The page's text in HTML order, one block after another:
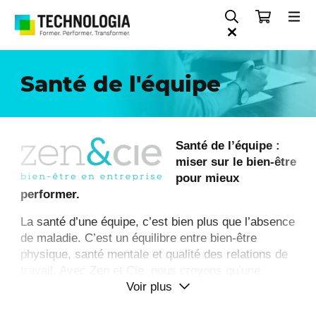
Santé de l'équipe
Santé de l’équipe :
miser sur le bien-être
pour mieux
performer.
La santé d’une équipe, c’est bien plus que l’absence
de maladie. C’est un équilibre entre bien-être
physique, santé mentale et qualité des relations de
équipe en santé est une équipe plus engagée, plus
Voir plus